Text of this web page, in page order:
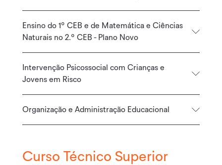
Ensino do 1º CEB e de Matemática e Ciências
Naturais no 2.º CEB - Plano Novo
Intervenção Psicossocial com Crianças e
Jovens em Risco
Organização e Administração Educacional
Curso Técnico Superior